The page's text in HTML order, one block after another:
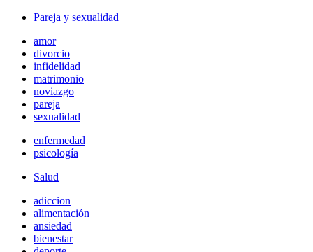
Pareja y sexualidad
amor
divorcio
infidelidad
matrimonio
noviazgo
pareja
sexualidad
enfermedad
psicología
Salud
adiccion
alimentación
ansiedad
bienestar